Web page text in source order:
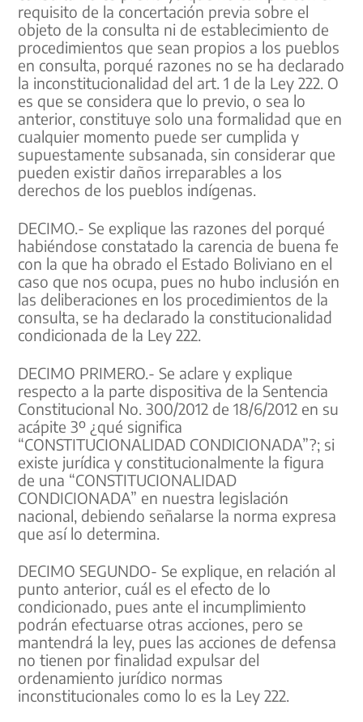
requisito de la concertación previa sobre el
objeto de la consulta ni de establecimiento de
procedimientos que sean propios a los pueblos
en consulta, porqué razones no se ha declarado
la inconstitucionalidad del art. 1 de la Ley 222. O
es que se considera que lo previo, o sea lo
anterior, constituye solo una formalidad que en
cualquier momento puede ser cumplida y
supuestamente subsanada, sin considerar que
pueden existir daños irreparables a los
derechos de los pueblos indígenas.
DECIMO.- Se explique las razones del porqué
habiéndose constatado la carencia de buena fe
con la que ha obrado el Estado Boliviano en el
caso que nos ocupa, pues no hubo inclusión en
las deliberaciones en los procedimientos de la
consulta, se ha declarado la constitucionalidad
condicionada de la Ley 222.
DECIMO PRIMERO.- Se aclare y explique
respecto a la parte dispositiva de la Sentencia
Constitucional No. 300/2012 de 18/6/2012 en su
acápite 3º ¿qué significa
“CONSTITUCIONALIDAD CONDICIONADA”?; si
existe jurídica y constitucionalmente la figura
de una “CONSTITUCIONALIDAD
CONDICIONADA” en nuestra legislación
nacional, debiendo señalarse la norma expresa
que así lo determina.
DECIMO SEGUNDO- Se explique, en relación al
punto anterior, cuál es el efecto de lo
condicionado, pues ante el incumplimiento
podrán efectuarse otras acciones, pero se
mantendrá la ley, pues las acciones de defensa
no tienen por finalidad expulsar del
ordenamiento jurídico normas
inconstitucionales como lo es la Ley 222.